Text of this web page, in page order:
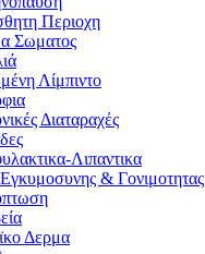
Περιοχη
Σωματος
Λίμπιντο
Διαταραχές
Λιπαντικα
& Γονιμοτητας
Δερμα